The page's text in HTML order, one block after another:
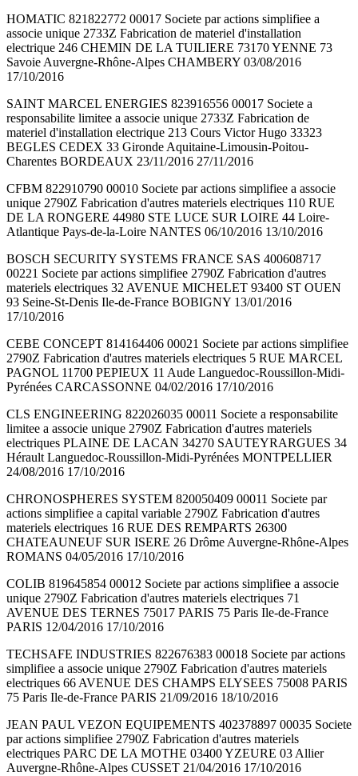
HOMATIC 821822772 00017 Societe par actions simplifiee a
associe unique 2733Z Fabrication de materiel d'installation
electrique 246 CHEMIN DE LA TUILIERE 73170 YENNE 73
Savoie Auvergne-Rhône-Alpes CHAMBERY 03/08/2016
17/10/2016
SAINT MARCEL ENERGIES 823916556 00017 Societe a
responsabilite limitee a associe unique 2733Z Fabrication de
materiel d'installation electrique 213 Cours Victor Hugo 33323
BEGLES CEDEX 33 Gironde Aquitaine-Limousin-Poitou-
Charentes BORDEAUX 23/11/2016 27/11/2016
CFBM 822910790 00010 Societe par actions simplifiee a associe
unique 2790Z Fabrication d'autres materiels electriques 110 RUE
DE LA RONGERE 44980 STE LUCE SUR LOIRE 44 Loire-
Atlantique Pays-de-la-Loire NANTES 06/10/2016 13/10/2016
BOSCH SECURITY SYSTEMS FRANCE SAS 400608717
00221 Societe par actions simplifiee 2790Z Fabrication d'autres
materiels electriques 32 AVENUE MICHELET 93400 ST OUEN
93 Seine-St-Denis Ile-de-France BOBIGNY 13/01/2016
17/10/2016
CEBE CONCEPT 814164406 00021 Societe par actions simplifiee
2790Z Fabrication d'autres materiels electriques 5 RUE MARCEL
PAGNOL 11700 PEPIEUX 11 Aude Languedoc-Roussillon-Midi-
Pyrénées CARCASSONNE 04/02/2016 17/10/2016
CLS ENGINEERING 822026035 00011 Societe a responsabilite
limitee a associe unique 2790Z Fabrication d'autres materiels
electriques PLAINE DE LACAN 34270 SAUTEYRARGUES 34
Hérault Languedoc-Roussillon-Midi-Pyrénées MONTPELLIER
24/08/2016 17/10/2016
CHRONOSPHERES SYSTEM 820050409 00011 Societe par
actions simplifiee a capital variable 2790Z Fabrication d'autres
materiels electriques 16 RUE DES REMPARTS 26300
CHATEAUNEUF SUR ISERE 26 Drôme Auvergne-Rhône-Alpes
ROMANS 04/05/2016 17/10/2016
COLIB 819645854 00012 Societe par actions simplifiee a associe
unique 2790Z Fabrication d'autres materiels electriques 71
AVENUE DES TERNES 75017 PARIS 75 Paris Ile-de-France
PARIS 12/04/2016 17/10/2016
TECHSAFE INDUSTRIES 822676383 00018 Societe par actions
simplifiee a associe unique 2790Z Fabrication d'autres materiels
electriques 66 AVENUE DES CHAMPS ELYSEES 75008 PARIS
75 Paris Ile-de-France PARIS 21/09/2016 18/10/2016
JEAN PAUL VEZON EQUIPEMENTS 402378897 00035 Societe
par actions simplifiee 2790Z Fabrication d'autres materiels
electriques PARC DE LA MOTHE 03400 YZEURE 03 Allier
Auvergne-Rhône-Alpes CUSSET 21/04/2016 17/10/2016